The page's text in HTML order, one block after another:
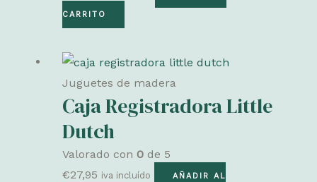
CARRITO
Juguetes de madera
Caja Registradora Little
Dutch
Valorado con 0 de 5
€27,95 iva incluído AÑADIR AL